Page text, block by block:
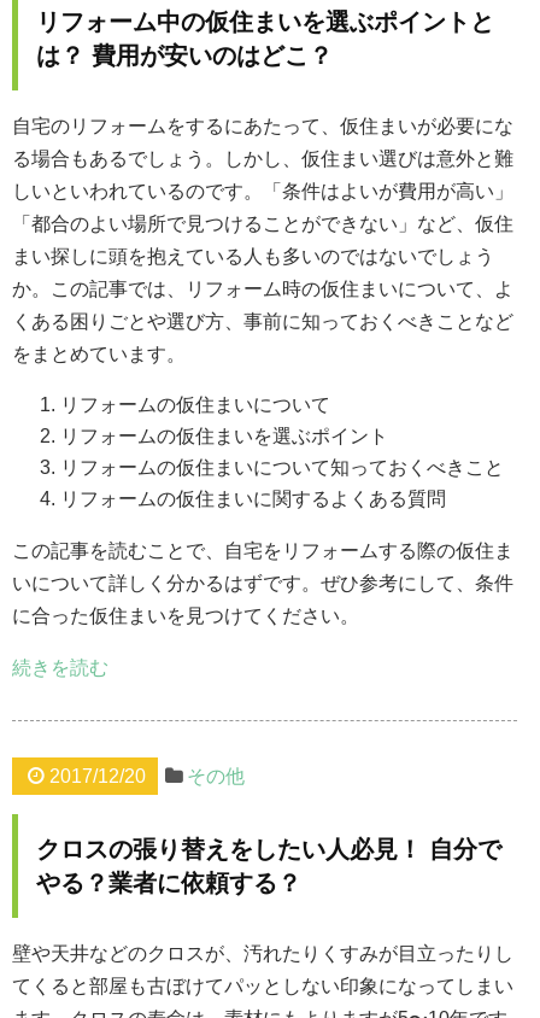
リフォーム中の仮住まいを選ぶポイントと
は？ 費用が安いのはどこ？
自宅のリフォームをするにあたって、仮住まいが必要にな
る場合もあるでしょう。しかし、仮住まい選びは意外と難
しいといわれているのです。「条件はよいが費用が高い」
「都合のよい場所で見つけることができない」など、仮住
まい探しに頭を抱えている人も多いのではないでしょう
か。この記事では、リフォーム時の仮住まいについて、よ
くある困りごとや選び方、事前に知っておくべきことなど
をまとめています。
リフォームの仮住まいについて
リフォームの仮住まいを選ぶポイント
リフォームの仮住まいについて知っておくべきこと
リフォームの仮住まいに関するよくある質問
この記事を読むことで、自宅をリフォームする際の仮住ま
いについて詳しく分かるはずです。ぜひ参考にして、条件
に合った仮住まいを見つけてください。
続きを読む
2017/12/20 その他
クロスの張り替えをしたい人必見！ 自分で
やる？業者に依頼する？
壁や天井などのクロスが、汚れたりくすみが目立ったりし
てくると部屋も古ぼけてパッとしない印象になってしまい